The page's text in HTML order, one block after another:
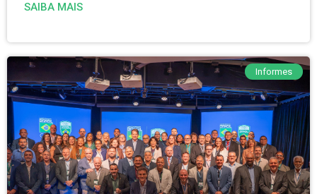
SAIBA MAIS
Informes